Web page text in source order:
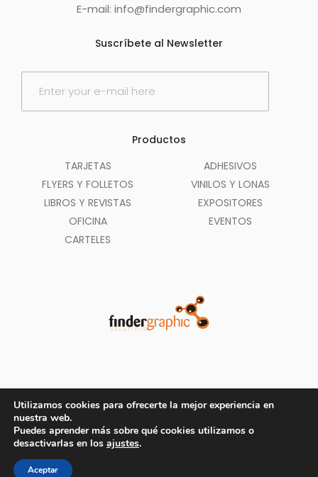
E-mail: info@findergraphic.com
Suscríbete al Newsletter
E
Productos
TARJETAS
FLYERS Y FOLLETOS
LIBROS Y REVISTAS
OFICINA
CARTELES
ADHESIVOS
VINILOS Y LONAS
EXPOSITORES
EVENTOS
Métodos de pago aceptados
© Copyright 2020
Utilizamos cookies para ofrecerte la mejor experiencia en
nuestra web.
Puedes aprender más sobre qué cookies utilizamos o
desactivarlas en los ajustes.
Aceptar